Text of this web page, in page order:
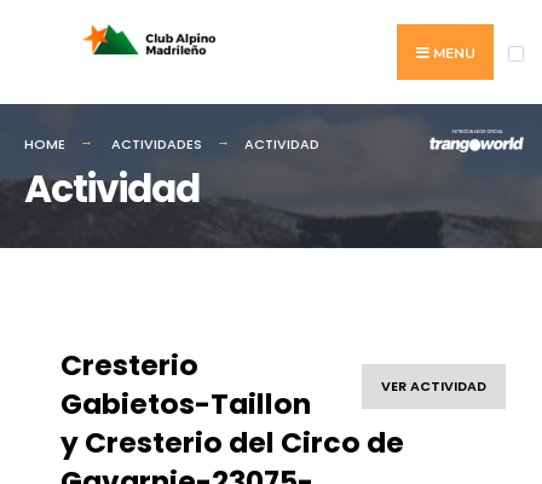
MENU
HOME ACTIVIDADES ACTIVIDAD
Actividad
VER ACTIVIDAD
Cresterio
Gabietos-Taillon
y Cresterio del Circo de